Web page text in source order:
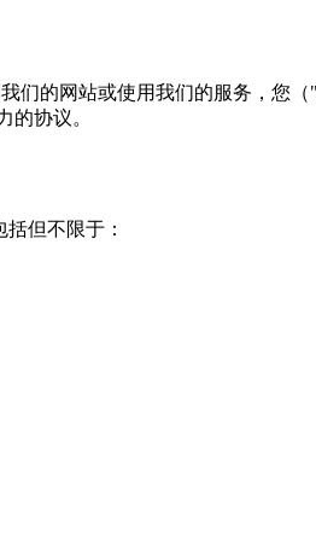
们的网站或使用我们的服务，您
协议。
但不限于：